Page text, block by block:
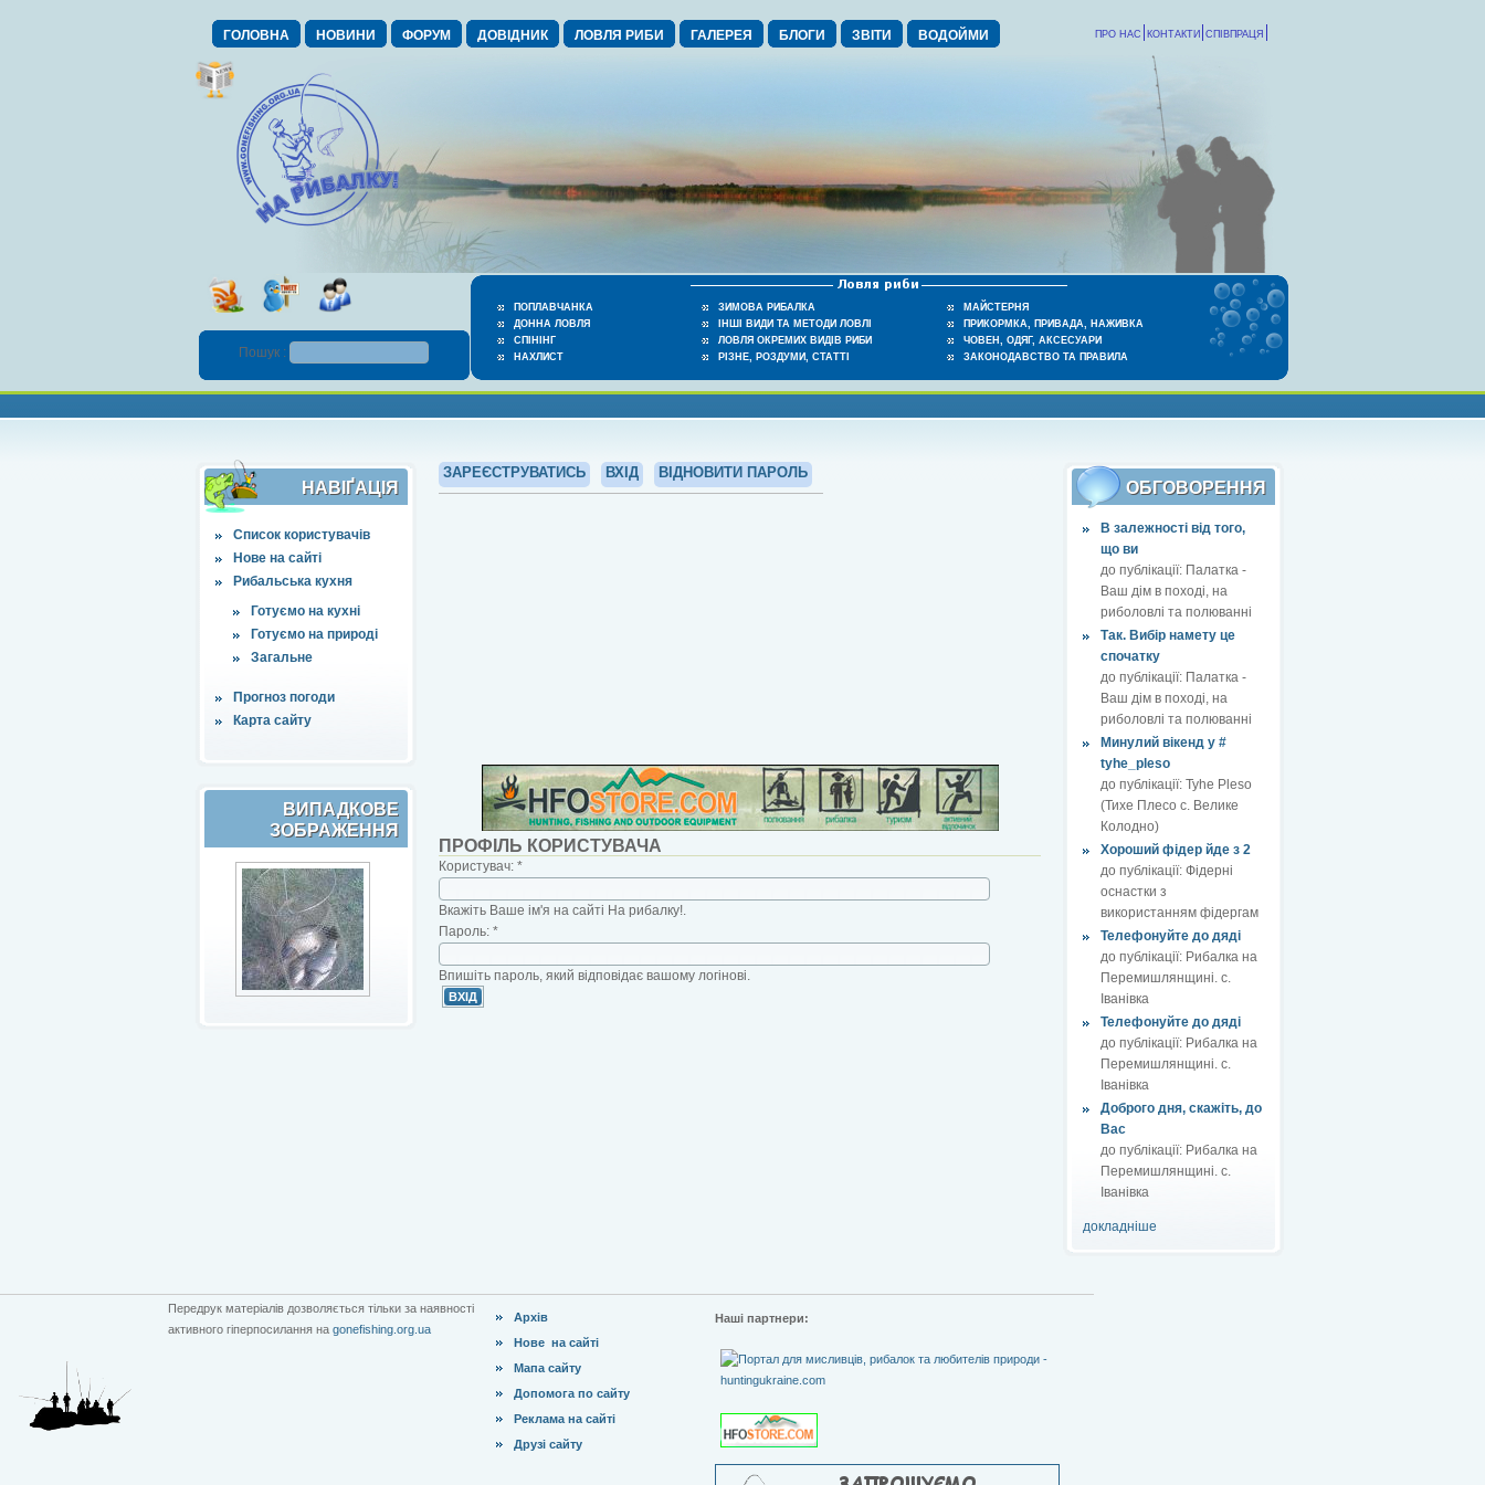
ГОЛОВНА НОВИНИ ФОРУМ ДОВІДНИК ЛОВЛЯ РИБИ ГАЛЕРЕЯ БЛОГИ ЗВІТИ ВОДОЙМИ СПІВПРАЦЯ
КОНТАКТИ
ПРО НАС
ПОПЛАВЧАНКА
ДОННА ЛОВЛЯ
СПІНІНГ
НАХЛИСТ
ЗИМОВА РИБАЛКА
ІНШІ ВИДИ ТА МЕТОДИ ЛОВЛІ
ЛОВЛЯ ОКРЕМИХ ВИДІВ РИБИ
РІЗНЕ, РОЗДУМИ, СТАТТІ
МАЙСТЕРНЯ
ПРИКОРМКА, ПРИВАДА, НАЖИВКА
ЧОВЕН, ОДЯГ, АКСЕСУАРИ
ЗАКОНОДАВСТВО ТА ПРАВИЛА
Пошук :
НАВІҐАЦІЯ
Список користувачів
Нове на сайті
Рибальська кухня
Готуємо на кухні
Готуємо на природі
Загальне
Прогноз погоди
Карта сайту
ВИПАДКОВЕ
ЗОБРАЖЕННЯ
ЗАРЕЄСТРУВАТИСЬ ВХІД ВІДНОВИТИ ПАРОЛЬ
ОБГОВОРЕННЯ
В залежності від того,
що ви
до публікації: Палатка -
Ваш дім в поході, на
риболовлі та полюванні
Так. Вибір намету це
спочатку
до публікації: Палатка -
Ваш дім в поході, на
риболовлі та полюванні
Минулий вікенд у #
tyhe_pleso
до публікації: Tyhe Pleso
(Тихе Плесо с. Велике
Колодно)
Хороший фідер йде з 2
до публікації: Фідерні
оснастки з
використанням фідергам
Телефонуйте до дяді
до публікації: Рибалка на
Перемишлянщині. с.
Іванівка
Телефонуйте до дяді
до публікації: Рибалка на
Перемишлянщині. с.
Іванівка
Доброго дня, скажіть, до
Вас
до публікації: Рибалка на
Перемишлянщині. с.
Іванівка
докладніше
ПРОФІЛЬ КОРИСТУВАЧА
Користувач: *
Вкажіть Ваше ім'я на сайті На рибалку!.
Пароль: *
Впишіть пароль, який відповідає вашому логінові.
Передрук матеріалів дозволяється тільки за наявності
активного гіперпосилання на gonefishing.org.ua
Архів
Нове на сайті
Мапа сайту
Допомога по сайту
Реклама на сайті
Друзі сайту
Наші партнери: